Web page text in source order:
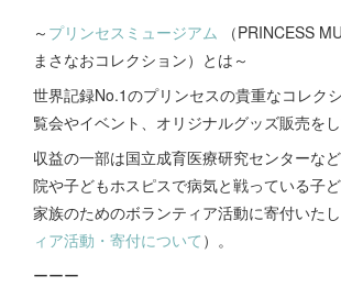
～ プリンセスミュージアム （PRINCESS
まさなおコレクション）とは～
世界記録No.1のプリンセスの貴重なコレク
覧会やイベント、オリジナルグッズ販売をし
収益の一部は国立成育医療研究センターな
院や子どもホスピスで病気と戦っている子
家族のためのボランティア活動に寄付いた
ィア活動・寄付について ）。
ーーー